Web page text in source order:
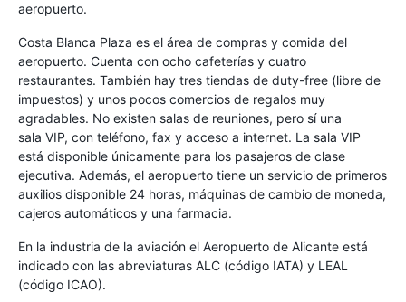
aeropuerto.
Costa Blanca Plaza es el área de compras y comida del
aeropuerto. Cuenta con ocho cafeterías y cuatro
restaurantes. También hay tres tiendas de duty-free (libre de
impuestos) y unos pocos comercios de regalos muy
agradables. No existen salas de reuniones, pero sí una
sala VIP, con teléfono, fax y acceso a internet. La sala VIP
está disponible únicamente para los pasajeros de clase
ejecutiva. Además, el aeropuerto tiene un servicio de primeros
auxilios disponible 24 horas, máquinas de cambio de moneda,
cajeros automáticos y una farmacia.
En la industria de la aviación el Aeropuerto de Alicante está
indicado con las abreviaturas ALC (código IATA) y LEAL
(código ICAO).